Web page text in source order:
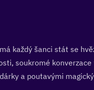
každý šanci stát se
soukromé
a poutavými